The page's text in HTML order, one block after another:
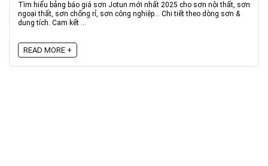
Tìm hiểu bảng báo giá sơn Jotun mới nhất 2025 cho sơn nội thất, sơn
ngoại thất, sơn chống rỉ, sơn công nghiệp… Chi tiết theo dòng sơn &
dung tích. Cam kết ...
READ MORE +